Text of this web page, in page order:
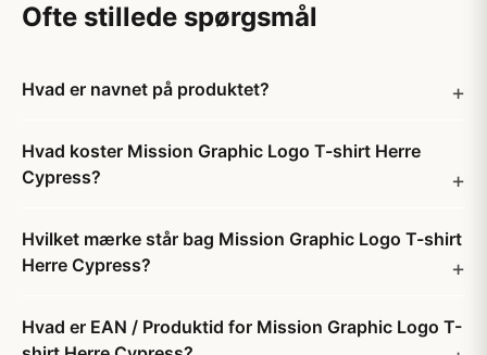
Ofte stillede spørgsmål
Hvad er navnet på produktet?
Hvad koster Mission Graphic Logo T-shirt Herre
Cypress?
Hvilket mærke står bag Mission Graphic Logo T-shirt
Herre Cypress?
Hvad er EAN / Produktid for Mission Graphic Logo T-